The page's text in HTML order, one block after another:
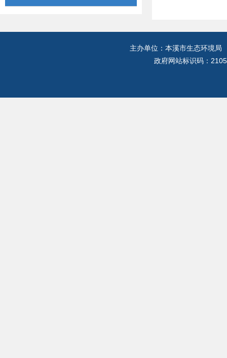
主办单位：本溪市生态环境
政府网站标识码：